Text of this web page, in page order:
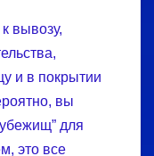
вывозу,
и в покрытии
вы
для
это все